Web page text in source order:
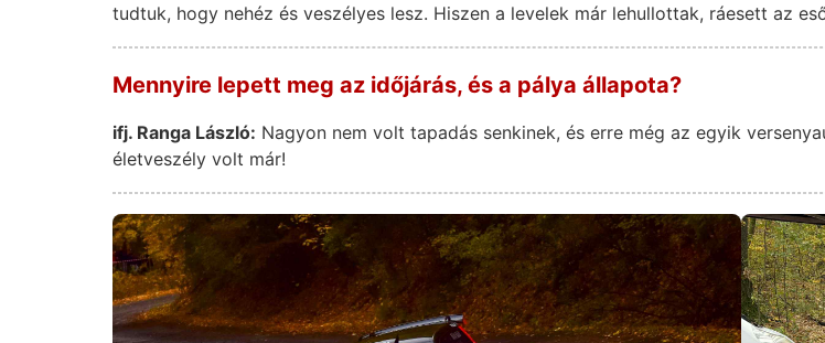
tudtuk, hogy nehéz és veszélyes lesz. Hiszen a levelek már lehullottak, ráesett az
Mennyire lepett meg az időjárás, és a pálya állapota?
ifj. Ranga László: Nagyon nem volt tapadás senkinek, és erre még az egyik
életveszély volt már!